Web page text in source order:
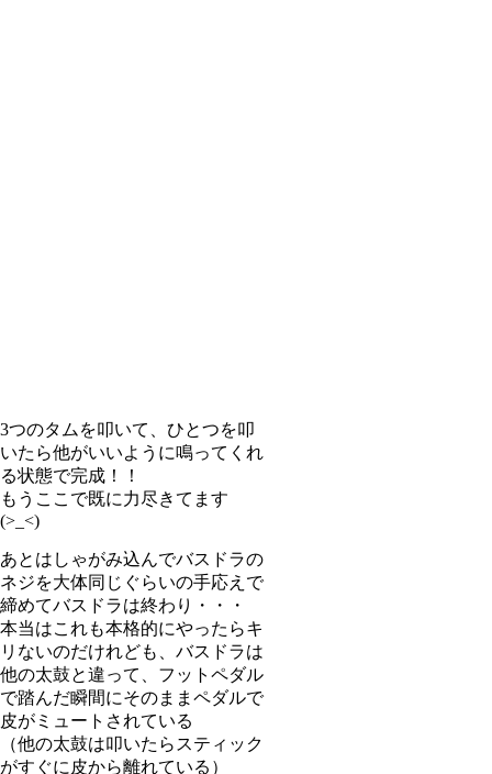
3つのタムを叩いて、ひとつを叩
いたら他がいいように鳴ってくれ
る状態で完成！！
もうここで既に力尽きてます
(>_<)
あとはしゃがみ込んでバスドラの
ネジを大体同じぐらいの手応えで
締めてバスドラは終わり・・・
本当はこれも本格的にやったらキ
リないのだけれども、バスドラは
他の太鼓と違って、フットペダル
で踏んだ瞬間にそのままペダルで
皮がミュートされている
（他の太鼓は叩いたらスティック
がすぐに皮から離れている）